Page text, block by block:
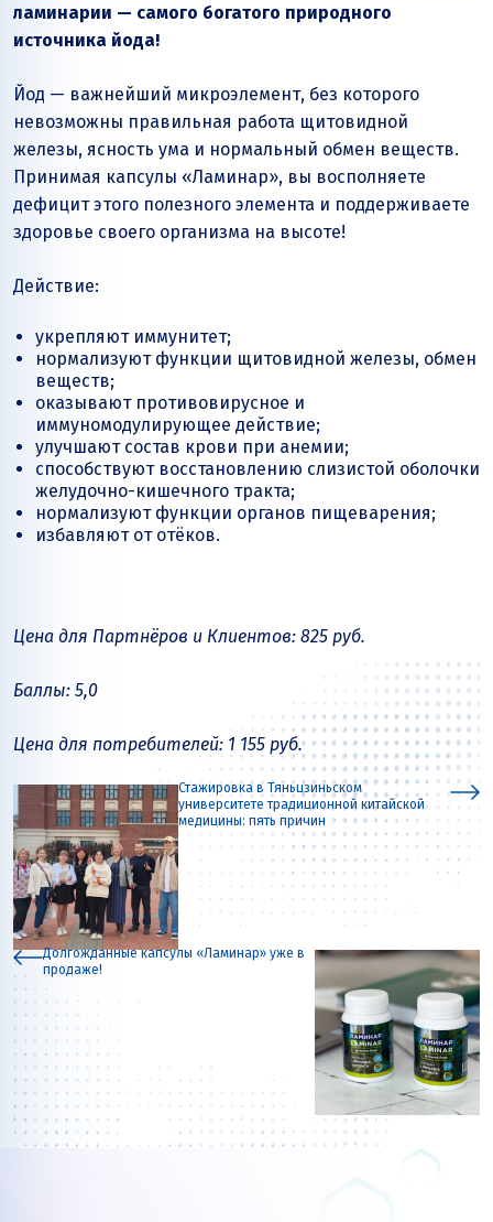
ламинарии — самого богатого природного
источника йода!
Йод — важнейший микроэлемент, без которого
невозможны правильная работа щитовидной
железы, ясность ума и нормальный обмен веществ.
Принимая капсулы «Ламинар», вы восполняете
дефицит этого полезного элемента и поддерживаете
здоровье своего организма на высоте!
Действие:
укрепляют иммунитет;
нормализуют функции щитовидной железы, обмен
веществ;
оказывают противовирусное и
иммуномодулирующее действие;
улучшают состав крови при анемии;
способствуют восстановлению слизистой оболочки
желудочно-кишечного тракта;
нормализуют функции органов пищеварения;
избавляют от отёков.
Цена для Партнёров и Клиентов: 825 руб.
Баллы: 5,0
Цена для потребителей: 1 155 руб.
Долгожданные капсулы «Ламинар» уже в
продаже!
Стажировка в Тяньцзиньском
университете традиционной китайской
медицины: пять причин